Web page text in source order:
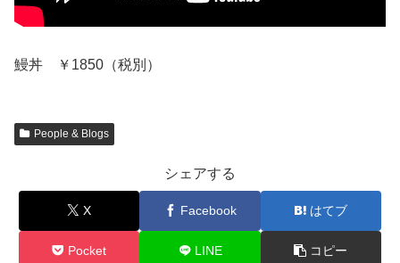
鰻丼 ￥1850（税別）
People & Blogs
シェアする
X Facebook はてブ
Pocket LINE コピー